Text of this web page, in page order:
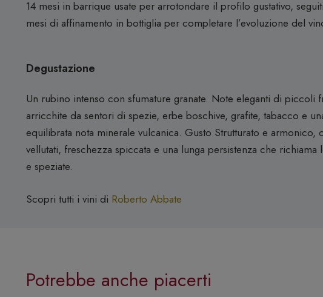
14 mesi in barrique usate per arrotondare il profilo gustativo,
mesi di affinamento in bottiglia per completare l’evoluzione del
Degustazione
Un rubino intenso con sfumature granate. Note eleganti di piccoli
arricchite da sentori di spezie, erbe boschive, grafite, tabacco e
equilibrata nota minerale vulcanica. Gusto Strutturato e armonico,
vellutati, freschezza spiccata e una lunga persistenza che richiama
e speziate.
Scopri tutti i vini di Roberto Abbate
Potrebbe anche piacerti